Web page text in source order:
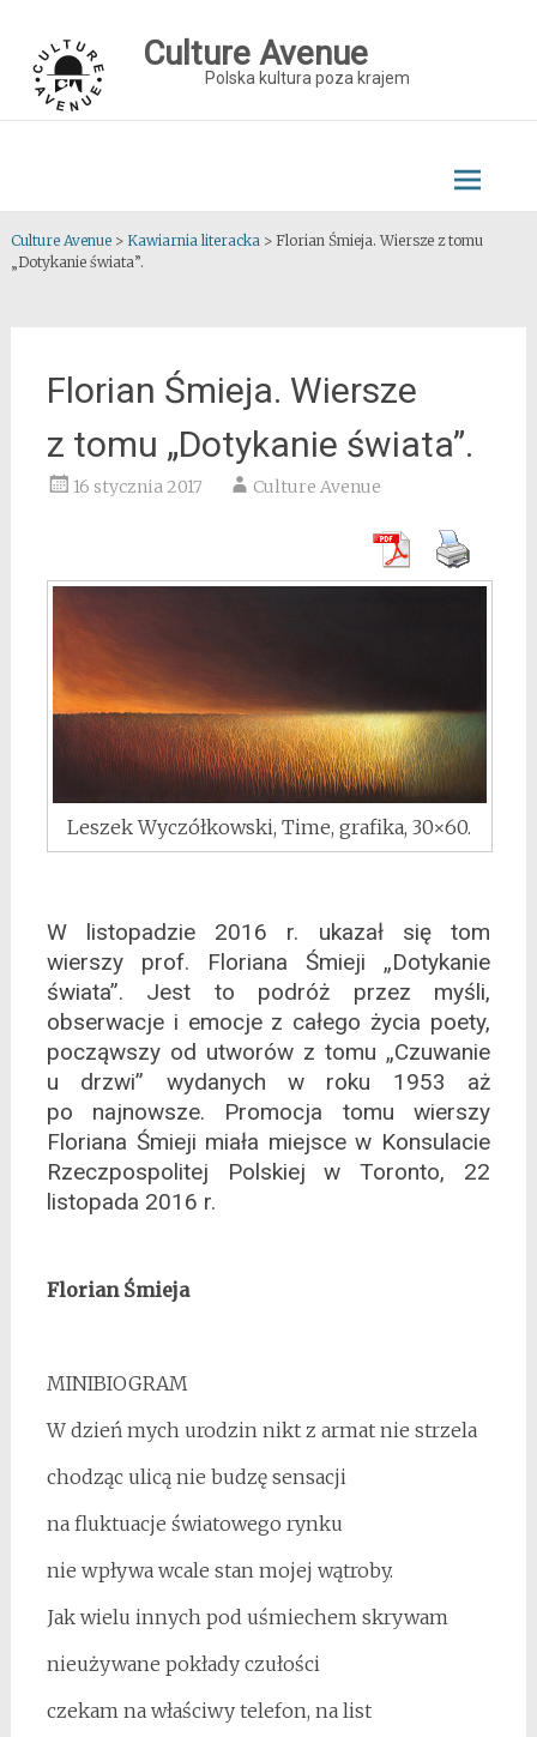
content
Culture Avenue
Polska kultura poza krajem
Culture Avenue> Kawiarnia literacka> Florian Śmieja. Wiersze z tomu
„Dotykanie świata”.
Florian Śmieja. Wiersze
z tomu „Dotykanie świata”.
16 stycznia 2017 Culture Avenue
Leszek Wyczółkowski, Time, grafika, 30×60.
W listopadzie 2016 r. ukazał się tom
wierszy prof. Floriana Śmieji „Dotykanie
świata”. Jest to podróż przez myśli,
obserwacje i emocje z całego życia poety,
począwszy od utworów z tomu „Czuwanie
u drzwi” wydanych w roku 1953 aż
po najnowsze. Promocja tomu wierszy
Floriana Śmieji miała miejsce w Konsulacie
Rzeczpospolitej Polskiej w Toronto, 22
listopada 2016 r.
Florian Śmieja
MINIBIOGRAM
W dzień mych urodzin nikt z armat nie strzela
chodząc ulicą nie budzę sensacji
na fluktuacje światowego rynku
nie wpływa wcale stan mojej wątroby.
Jak wielu innych pod uśmiechem skrywam
nieużywane pokłady czułości
czekam na właściwy telefon, na list